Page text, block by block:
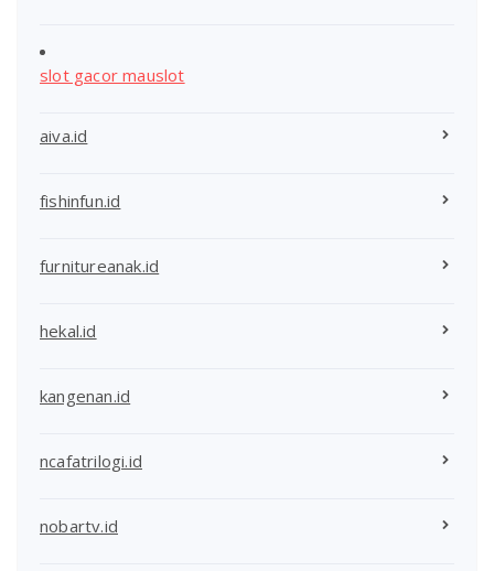
slot gacor mauslot
aiva.id
fishinfun.id
furnitureanak.id
hekal.id
kangenan.id
ncafatrilogi.id
nobartv.id